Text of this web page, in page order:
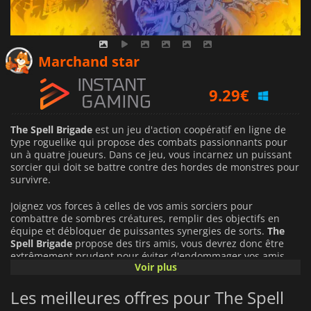
Marchand star
9.29€
8.79€
The Spell Brigade est un jeu d'action coopératif en ligne de
type roguelike qui propose des combats passionnants pour
un à quatre joueurs. Dans ce jeu, vous incarnez un puissant
sorcier qui doit se battre contre des hordes de monstres pour
survivre.
Joignez vos forces à celles de vos amis sorciers pour
combattre de sombres créatures, remplir des objectifs en
équipe et débloquer de puissantes synergies de sorts. The
Spell Brigade propose des tirs amis, vous devrez donc être
extrêmement prudent pour éviter d'endommager vos amis.
Cependant, la coordination est indispensable dans cette
Personnalisez et améliorez vos sorts pour déchaîner la
destruction sur vos ennemis et combinez vos attaques avec
Voir plus
Les meilleures offres pour The Spell